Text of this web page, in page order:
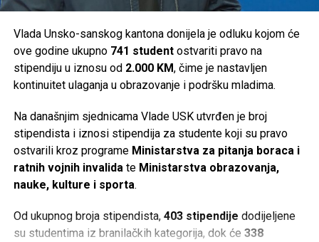
Ukupno je za podršku turističkim manifestacijama na
Share Post
Share
Tweet Share
Mail
Vlada Unsko-sanskog kantona donijela je odluku kojom će
ove godine ukupno 741 studentostvariti pravo na
stipendiju u iznosu od 2.000 KM, čime je nastavljen
kontinuitet ulaganja u obrazovanje i podršku mladima.
Na današnjim sjednicama Vlade USK utvrđen je broj
stipendista i iznosi stipendija za studente koji su pravo
ostvarili kroz programe Ministarstva za pitanja boraca i
ratnih vojnih invalida te Ministarstva obrazovanja,
nauke, kulture i sporta.
Od ukupnog broja stipendista, 403 stipendije dodijeljene
su studentima iz branilačkih kategorija, dok će 338